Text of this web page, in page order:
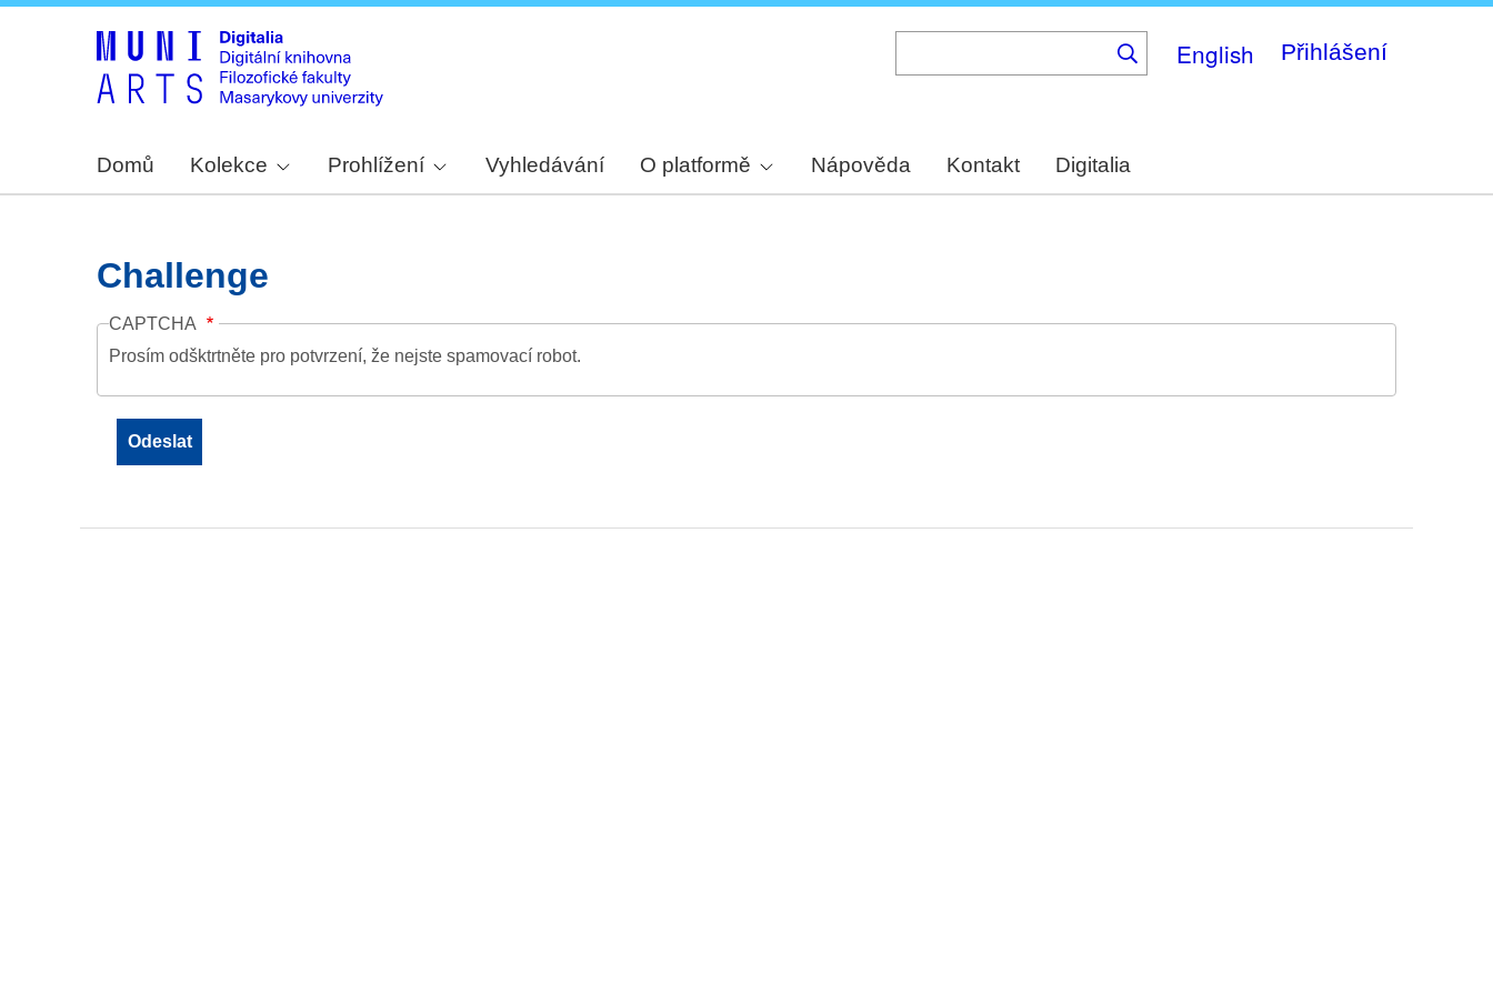
English Přihlášení
Domů Kolekce Prohlížení Vyhledávání O platformě Nápověda Kontakt Digitalia
Challenge
CAPTCHA
Prosím odšktrtněte pro potvrzení, že nejste spamovací robot.